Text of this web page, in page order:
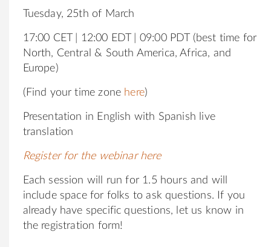
Tuesday, 25th of March
17:00 CET | 12:00 EDT | 09:00 PDT (best time for
North, Central & South America, Africa, and
Europe)
(Find your time zone here)
Presentation in English with Spanish live
translation
Register for the webinar here
Each session will run for 1.5 hours and will
include space for folks to ask questions. If you
already have specific questions, let us know in
the registration form!